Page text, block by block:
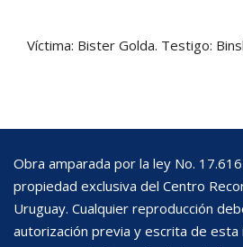
Víctima: Bister Golda. Testigo:
Obra amparada por la ley No.
propiedad exclusiva del Centro
Uruguay. Cualquier reproducción
autorización previa y escrita de